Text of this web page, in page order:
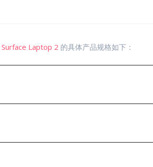
Surface Laptop 2 的具体产品规格如下：